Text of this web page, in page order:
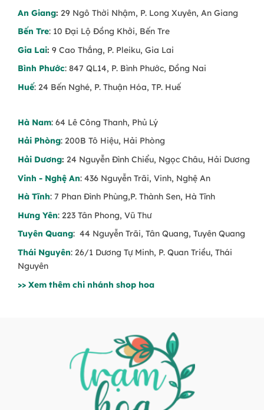
An Giang: 29 Ngô Thời Nhậm, P. Long Xuyên, An Giang
Bến Tre: 10 Đại Lộ Đồng Khởi, Bến Tre
Gia Lai: 9 Cao Thắng, P. Pleiku, Gia Lai
Bình Phước: 847 QL14, P. Bình Phước, Đồng Nai
Huế: 24 Bến Nghé, P. Thuận Hóa, TP. Huế
Hà Nam: 64 Lê Công Thanh, Phủ Lý
Hải Phòng: 200B Tô Hiệu, Hải Phòng
Hải Dương: 24 Nguyễn Đình Chiểu, Ngọc Châu, Hải Dương
Vinh - Nghệ An: 436 Nguyễn Trãi, Vinh, Nghệ An
Hà Tĩnh: 7 Phan Đình Phùng,P. Thành Sen, Hà Tĩnh
Hưng Yên: 223 Tân Phong, Vũ Thư
Tuyên Quang: 44 Nguyễn Trãi, Tân Quang, Tuyên Quang
Thái Nguyên: 26/1 Dương Tự Minh, P. Quan Triều, Thái
Nguyên
>> Xem thêm chi nhánh shop hoa